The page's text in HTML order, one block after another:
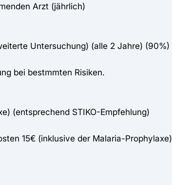
Arzt (jährlich)
Untersuchung) (alle 2 Jahre) (90%)
bei bestmmten Risiken.
(entsprechend STIKO-Empfehlung)
15€ (inklusive der Malaria-Prophylaxe)